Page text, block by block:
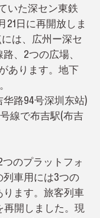
いた深セン東鉄
21日に再開放しま
は、広州ー深セ
、2つの広場、
あります。地下
路94号深圳东站)
線で布吉駅(布吉
のプラットフォ
車用には3つの
ます。旅客列車
再開しました。現